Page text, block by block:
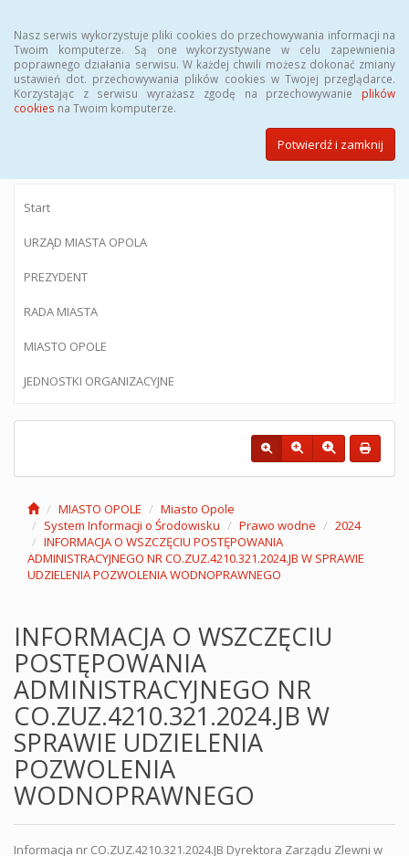
Nasz serwis wykorzystuje pliki cookies do przechowywania informacji na
Twoim komputerze. Są one wykorzystywane w celu zapewnienia
poprawnego działania serwisu. W każdej chwili możesz dokonać zmiany
ustawień dot. przechowywania plików cookies w Twojej przeglądarce.
Korzystając z serwisu wyrażasz zgodę na przechowywanie plików
cookies na Twoim komputerze.
Potwierdź i zamknij
BIULETYN INFORMACJI PUBLICZNEJ
Urzędu Miasta Opola
Start
URZĄD MIASTA OPOLA
PREZYDENT
RADA MIASTA
MIASTO OPOLE
JEDNOSTKI ORGANIZACYJNE
MIASTO OPOLE
Miasto Opole
System Informacji o Środowisku
Prawo wodne
2024
INFORMACJA O WSZCZĘCIU POSTĘPOWANIA
ADMINISTRACYJNEGO NR CO.ZUZ.4210.321.2024.JB W SPRAWIE
UDZIELENIA POZWOLENIA WODNOPRAWNEGO
INFORMACJA O WSZCZĘCIU
POSTĘPOWANIA
ADMINISTRACYJNEGO NR
CO.ZUZ.4210.321.2024.JB W
SPRAWIE UDZIELENIA
POZWOLENIA
WODNOPRAWNEGO
Informacja nr CO.ZUZ.4210.321.2024.JB Dyrektora Zarządu Zlewni w